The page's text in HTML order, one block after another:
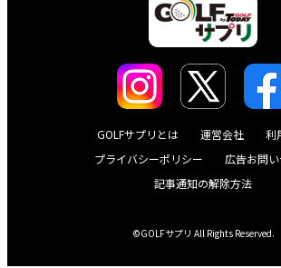
GOLFサプリとは 運営会社
利
プライバシーポリシー
広告お問
記事通知の解除方法
©GOLFサプリ All Rights Reserved.